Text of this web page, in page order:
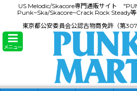
US Melodic/Skacore専門通販サイト
Punk~Ska/Skacore~Crack Rock Steady等
東京都公安委員会公認古物商免許（第
メニュー